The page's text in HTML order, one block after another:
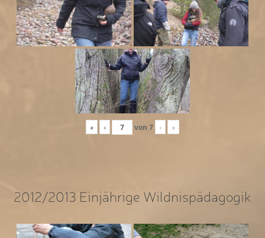
« ‹ von 7 › »
2012/2013 Einjährige Wildnispädagogik